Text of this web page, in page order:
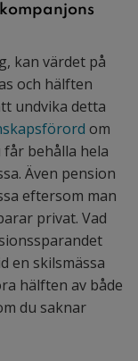
kan värdet på
och hälften
undvika detta
om
behålla hela
Även pension
eftersom man
privat. Vad
en skilsmässa
hälften av både
du saknar